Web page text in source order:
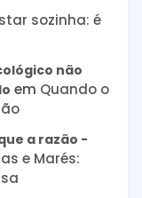
sozinha: é
não
em Quando o
a razão -
e Marés: